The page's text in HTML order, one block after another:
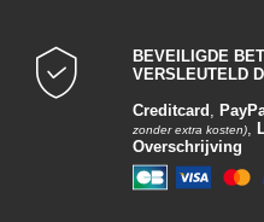
bescherming vormen. Hier volgt een
Autolakken van Nexa tot een
Autolakken op het snijvlak van
De autolakken van Nexa Autocolor
BEVEILIGDE
VERSLEUTELD
Creditcard ,
zonder extra kosten),
Overschrijving